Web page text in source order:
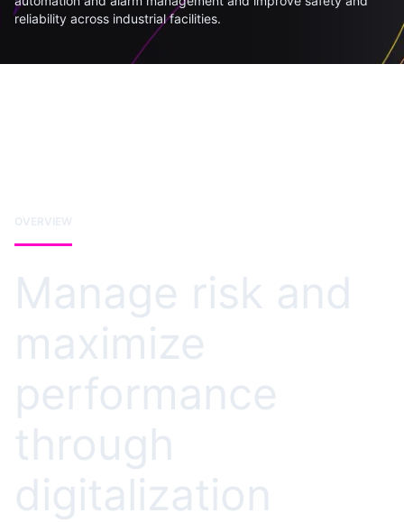
reliability across industrial facilities.
OVERVIEW
Manage risk and
maximize
performance
through
digitalization